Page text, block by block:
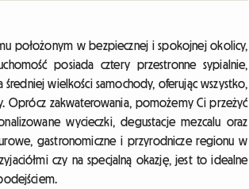
położonym w bezpiecznej i spokojnej okolicy,
posiada cztery przestronne sypialnie,
wielkości samochody, oferując wszystko,
zakwaterowania, pomożemy Ci przeżyć
wycieczki, degustacje mezcalu oraz
gastronomiczne i przyrodnicze regionu w
czy na specjalną okazję, jest to idealne